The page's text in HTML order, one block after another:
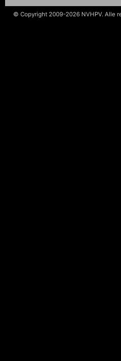
© Copyright 2009-2026 NVHPV. Alle